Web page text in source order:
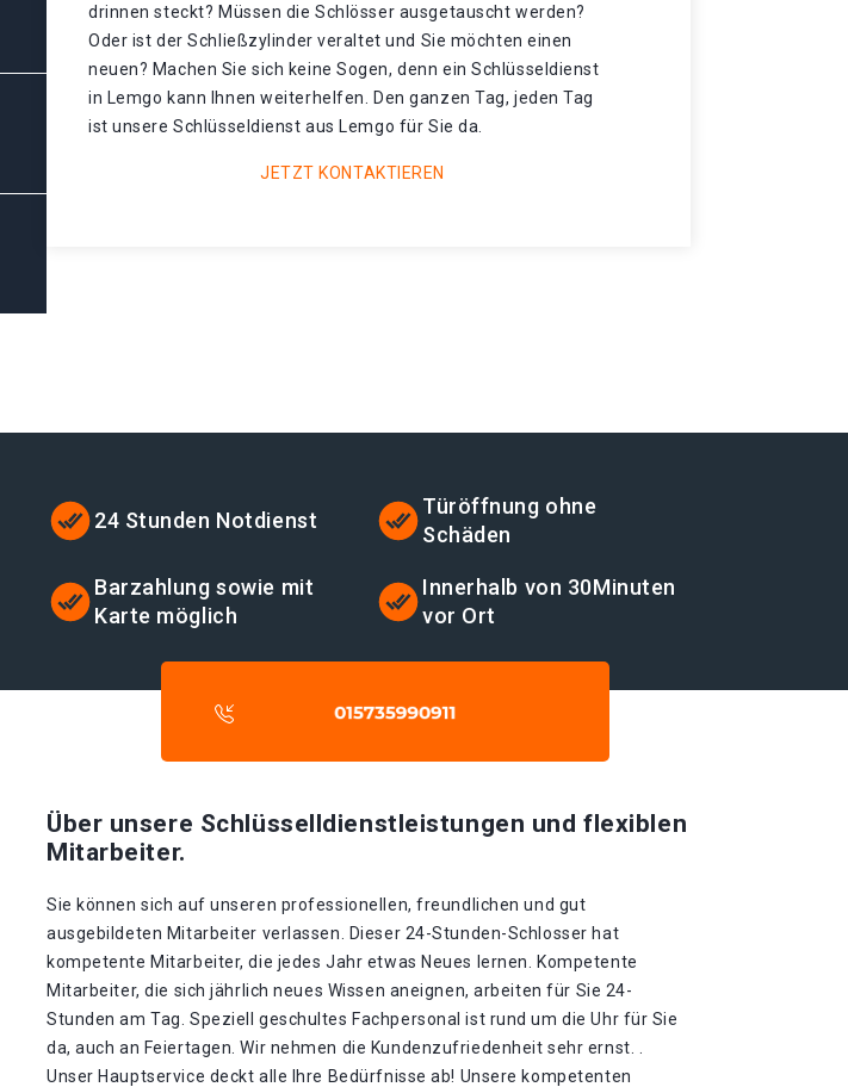
drinnen steckt? Müssen die Schlösser ausgetauscht werden?
Oder ist der Schließzylinder veraltet und Sie möchten einen
neuen? Machen Sie sich keine Sogen, denn ein Schlüsseldienst
in Lemgo kann Ihnen weiterhelfen. Den ganzen Tag, jeden Tag
ist unsere Schlüsseldienst aus Lemgo für Sie da.
JETZT KONTAKTIEREN
24 Stunden Notdienst
Türöffnung ohne
Schäden
Barzahlung sowie mit
Karte möglich
Innerhalb von 30Minuten
vor Ort
Über unsere Schlüsselldienstleistungen und flexiblen
Mitarbeiter.
Sie können sich auf unseren professionellen, freundlichen und gut
ausgebildeten Mitarbeiter verlassen. Dieser 24-Stunden-Schlosser hat
kompetente Mitarbeiter, die jedes Jahr etwas Neues lernen. Kompetente
Mitarbeiter, die sich jährlich neues Wissen aneignen, arbeiten für Sie 24-
Stunden am Tag. Speziell geschultes Fachpersonal ist rund um die Uhr für Sie
da, auch an Feiertagen. Wir nehmen die Kundenzufriedenheit sehr ernst. .
Unser Hauptservice deckt alle Ihre Bedürfnisse ab! Unsere kompetenten